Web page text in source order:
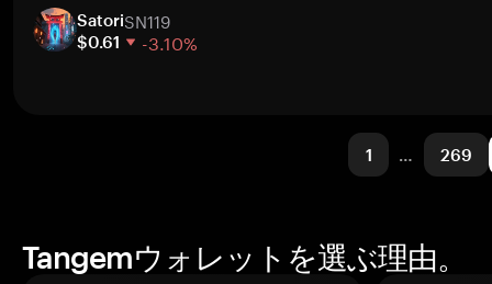
30日間
時価総額
SatoriSN119
$0.61 -3.10%
1 … 269
Tangemウォレットを選ぶ理由。